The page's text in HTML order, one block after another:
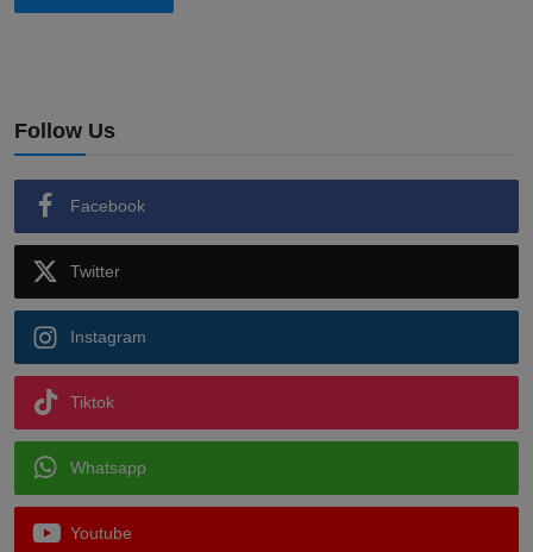
Follow Us
Facebook
Twitter
Instagram
Tiktok
Whatsapp
Youtube